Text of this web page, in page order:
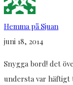
Hemma på Sjuan
juni 18, 2014
Snygga bord! det
understa var häftigt